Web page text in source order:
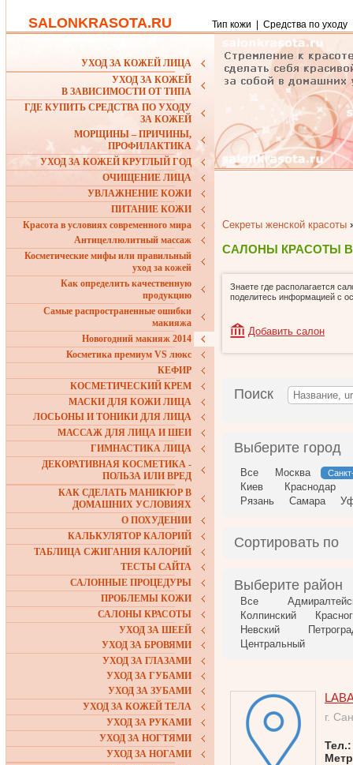
SALONKRASOTA.RU Тип кожи Средства по уходу
УХОД ЗА КОЖЕЙ ЛИЦА
УХОД ЗА КОЖЕЙ
В ЗАВИСИМОСТИ ОТ ТИПА
ГДЕ КУПИТЬ СРЕДСТВА ПО УХОДУ
ЗА КОЖЕЙ
МОРЩИНЫ – ПРИЧИНЫ,
ПРОФИЛАКТИКА
УХОД ЗА КОЖЕЙ КРУГЛЫЙ ГОД
ОЧИЩЕНИЕ ЛИЦА
УВЛАЖНЕНИЕ КОЖИ
ПИТАНИЕ КОЖИ
Красота в условиях современного мира
Антицеллюлитный массаж
Косметические мифы или правильный
уход за кожей
Как определить качественную
продукцию
Самые распространенные ошибки
макияжа
Новогодний макияж 2014
Косметика премиум VS люкс
КЕФИР
КОСМЕТИЧЕСКИЙ КРЕМ
МАСКИ ДЛЯ КОЖИ ЛИЦА
ЛОСЬОНЫ И ТОНИКИ ДЛЯ ЛИЦА
МАССАЖ ДЛЯ ЛИЦА И ШЕИ
ГИМНАСТИКА ЛИЦА
ДЕКОРАТИВНАЯ КОСМЕТИКА -
ПОЛЬЗА ИЛИ ВРЕД
КАК СДЕЛАТЬ МАНИКЮР В
ДОМАШНИХ УСЛОВИЯХ
О ПОХУДЕНИИ
КАЛЬКУЛЯТОР КАЛОРИЙ
ТАБЛИЦА СЖИГАНИЯ КАЛОРИЙ
ТЕСТЫ САЙТА
САЛОННЫЕ ПРОЦЕДУРЫ
ПРОБЛЕМЫ КОЖИ
САЛОНЫ КРАСОТЫ
УХОД ЗА ШЕЕЙ
УХОД ЗА БРОВЯМИ
УХОД ЗА ГЛАЗАМИ
УХОД ЗА ГУБАМИ
УХОД ЗА ЗУБАМИ
УХОД ЗА КОЖЕЙ ТЕЛА
УХОД ЗА РУКАМИ
УХОД ЗА НОГТЯМИ
УХОД ЗА НОГАМИ
Секреты женской красоты
САЛОНЫ КРАСОТЫ В
Знаете где располагается
поделитесь информацией с
Добавить салон
Поиск
Выберите город
Все Москва
Киев
Краснодар
Рязань
Самара
Сортировать по
Выберите район
Все
Колпинский
Невский
Центральный
г.